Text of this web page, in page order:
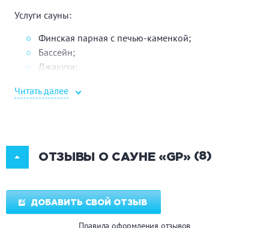
Услуги сауны:
Финская парная с печью-каменкой;
Бассейн;
Джакузи;
Душ;
Зона отдыха:
Игры: бильярд, аэрохоккей, нарды, покер;
Большой экран с проектором;
Читать далее
ОТЗЫВЫ О САУНЕ «GP» (8)
ДОБАВИТЬ СВОЙ ОТЗЫВ
Правила оформления отзывов